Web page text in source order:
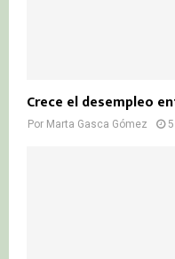
Crece el desempleo
Por Marta Gasca Gómez